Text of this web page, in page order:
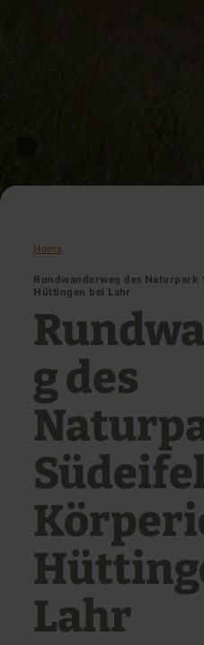
Home
Rundwanderweg des
Hüttingen bei Lahr
g des
Lahr